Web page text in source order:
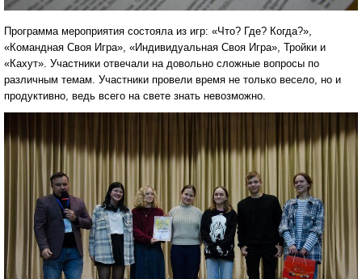
Программа мероприятия состояла из игр: «Что? Где? Когда?»,
«Командная Своя Игра», «Индивидуальная Своя Игра», Тройки и
«Кахут». Участники отвечали на довольно сложные вопросы по
различным темам. Участники провели время не только весело, но и
продуктивно, ведь всего на свете знать невозможно.